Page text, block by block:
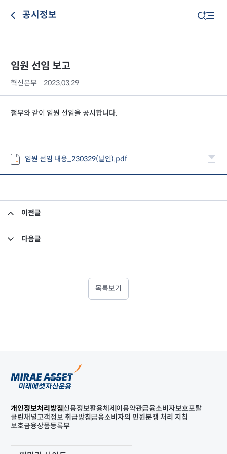
공시정보
임원 선임 보고
혁신본부 2023.03.29
첨부와 같이 임원 선임을 공시합니다.
임원 선임 내용_230329(날인).pdf
이전글
다음글
목록보기
개인정보처리방침신용정보활용체제 이용약관금융소비자보호포탈
클린채널고객정보 취급방침금융소비자의 민원분쟁 처리 지침
보호금융상품등록부